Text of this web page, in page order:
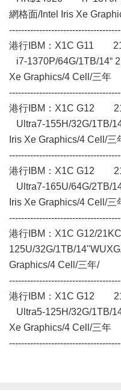
網格面/Intel Iris Xe
港行IBM：X1C G11
i7-1370P/64G/1TB/14“
Xe Graphics/4 Cell/三年
港行IBM：X1C G12
Ultra7-155H/32G/1TB/
Iris Xe Graphics/4 Cell/三
港行IBM：X1C G12
Ultra7-165U/64G/2TB/
Iris Xe Graphics/4 Cell/三
港行IBM：X1C G12/
125U/32G/1TB/
Graphics/4 Cell/三年/
港行IBM：X1C G12
Ultra5-125H/32G/1TB/
Xe Graphics/4 Cell/三年